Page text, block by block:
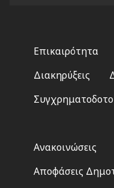
menu
Επικαιρότητα
Διακηρύξεις
2
Ανακοινώσεις
Αποφάσεις